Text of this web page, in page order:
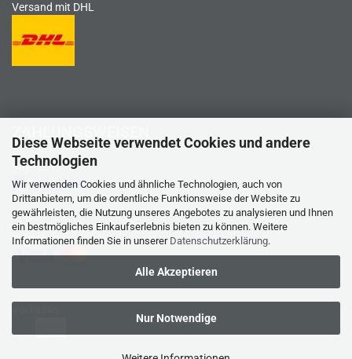
Diese Webseite verwendet Cookies und andere
Technologien
Wir verwenden Cookies und ähnliche Technologien, auch von
Drittanbietern, um die ordentliche Funktionsweise der Website zu
gewährleisten, die Nutzung unseres Angebotes zu analysieren und Ihnen
ein bestmögliches Einkaufserlebnis bieten zu können. Weitere
Informationen finden Sie in unserer Datenschutzerklärung.
Alle Akzeptieren
Nur Notwendige
Versand mit DHL
ZAHLUNGSWEISEN
PayPal
Kreditkarte